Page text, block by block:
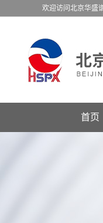
欢迎访问北京华盛
首页